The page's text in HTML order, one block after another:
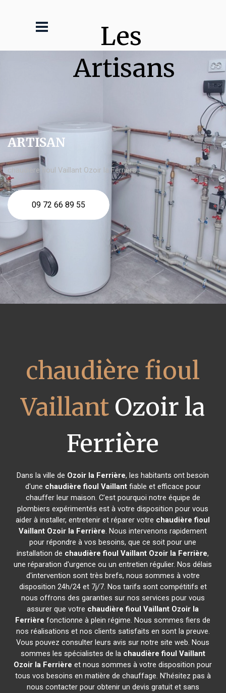
Les
Artisans
ARTISAN
chaudière fioul Vaillant Ozoir la Ferrière
09 72 66 89 55
chaudière fioul
Vaillant Ozoir la
Ferrière
Dans la ville de Ozoir la Ferrière, les habitants ont besoin
d'une chaudière fioul Vaillantfiable et efficace pour
chauffer leur maison. C'est pourquoi notre équipe de
plombiers expérimentés est à votre disposition pour vous
aider à installer, entretenir et réparer votre chaudière fioul
Vaillant Ozoir la Ferrière. Nous intervenons rapidement
pour répondre à vos besoins, que ce soit pour une
installation de chaudière fioul Vaillant Ozoir la Ferrière,
une réparation d'urgence ou un entretien régulier. Nos délais
d'intervention sont très brefs, nous sommes à votre
disposition 24h/24 et 7j/7. Nos tarifs sont compétitifs et
nous offrons des garanties sur nos services pour vous
assurer que votre chaudière fioul Vaillant Ozoir la
Ferrière fonctionne à plein régime. Nous sommes fiers de
nos réalisations et nos clients satisfaits en sont la preuve.
Vous pouvez consulter leurs avis sur notre site web. Nous
sommes les spécialistes de la chaudière fioul Vaillant
Ozoir la Ferrière et nous sommes à votre disposition pour
tous vos besoins en matière de chauffage. N'hésitez pas à
nous contacter pour obtenir un devis gratuit et sans